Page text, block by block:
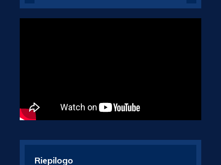
Riepilogo